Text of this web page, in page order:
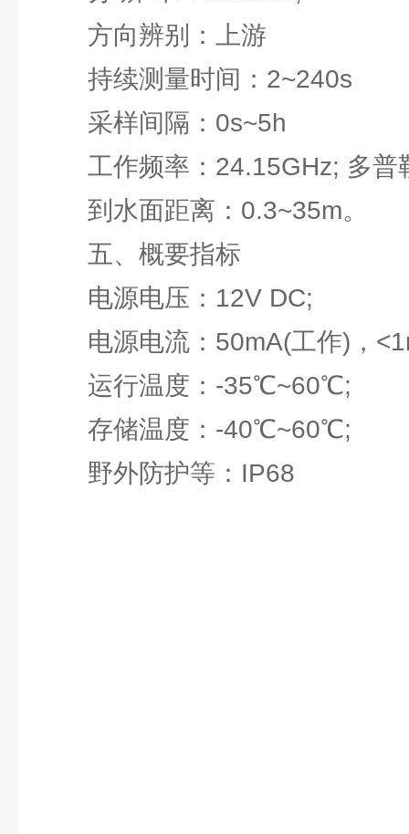
方向辨别：上游
持续测量时间：2~240s
采样间隔：0s~5h
工作频率：24.15GHz; 多普
到水面距离：0.3~35m。
五、概要指标
电源电压：12V DC;
电源电流：50mA(工作)，
运行温度：-35℃~60℃;
存储温度：-40℃~60℃;
野外防护等：IP68